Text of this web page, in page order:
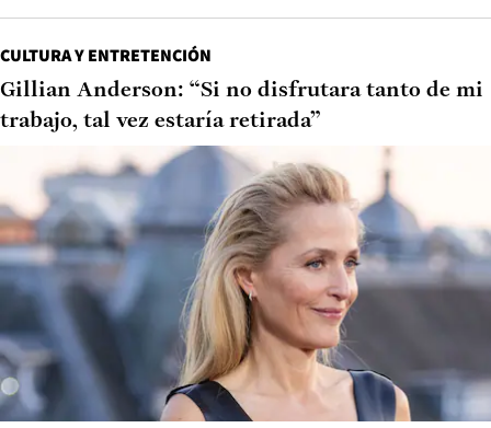
CULTURA Y ENTRETENCIÓN
Gillian Anderson: “Si no disfrutara tanto de mi
trabajo, tal vez estaría retirada”